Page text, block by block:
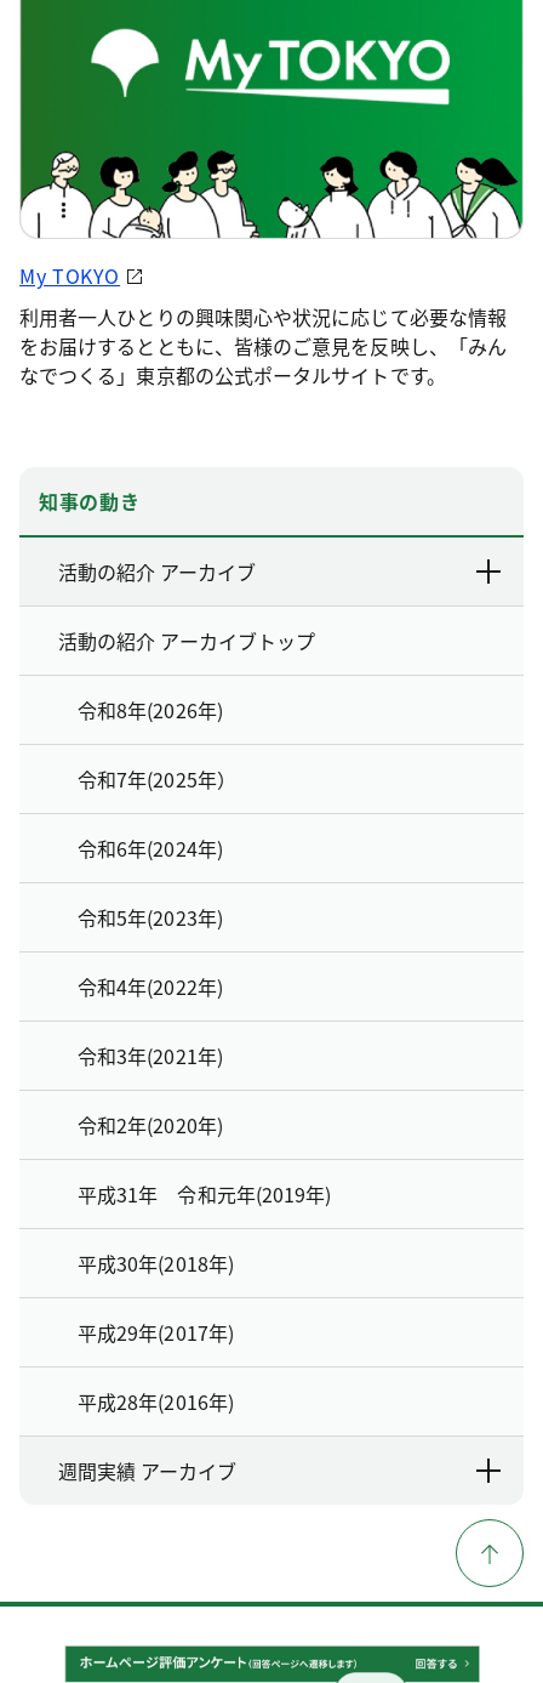
My TOKYO
利用者一人ひとりの興味関心や状況に応じて必要な情報
をお届けするとともに、皆様のご意見を反映し、「みん
なでつくる」東京都の公式ポータルサイトです。
知事の動き
活動の紹介 アーカイブ
活動の紹介 アーカイブトップ
令和8年(2026年)
令和7年(2025年）
令和6年(2024年)
令和5年(2023年)
令和4年(2022年)
令和3年(2021年)
令和2年(2020年)
平成31年 令和元年(2019年)
平成30年(2018年)
平成29年(2017年)
平成28年(2016年)
週間実績 アーカイブ